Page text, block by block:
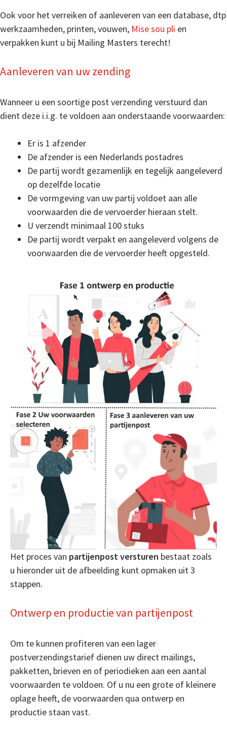
Ook voor het verreiken of aanleveren van een database, dtp
werkzaamheden, printen, vouwen, Mise sou pli en
verpakken kunt u bij Mailing Masters terecht!
Aanleveren van uw zending
Wanneer u een soortige post verzending verstuurd dan
dient deze i.i.g. te voldoen aan onderstaande voorwaarden:
Er is 1 afzender
De afzender is een Nederlands postadres
De partij wordt gezamenlijk en tegelijk aangeleverd
op dezelfde locatie
De vormgeving van uw partij voldoet aan alle
voorwaarden die de vervoerder hieraan stelt.
U verzendt minimaal 100 stuks
De partij wordt verpakt en aangeleverd volgens de
voorwaarden die de vervoerder heeft opgesteld.
Het proces van partijenpost versturen bestaat zoals
u hieronder uit de afbeelding kunt opmaken uit 3
stappen.
Ontwerp en productie van partijenpost
Om te kunnen profiteren van een lager
postverzendingstarief dienen uw direct mailings,
pakketten, brieven en of periodieken aan een aantal
voorwaarden te voldoen. Of u nu een grote of kleinere
oplage heeft, de voorwaarden qua ontwerp en
productie staan vast.